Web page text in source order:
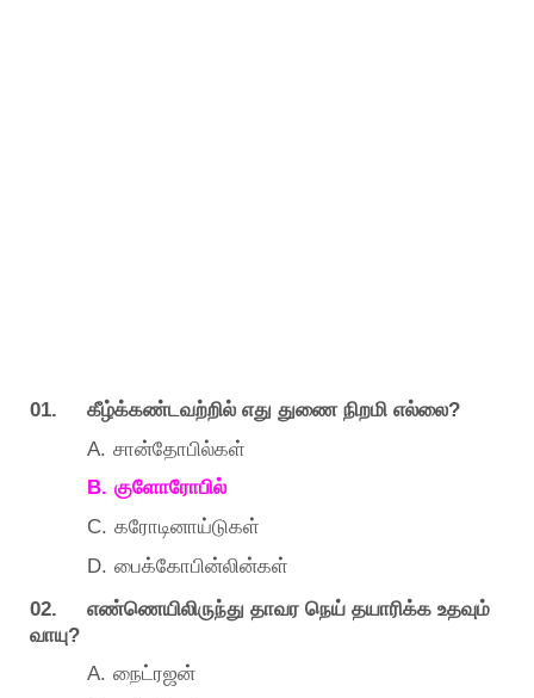
01. கீழ்க்கண்டவற்றில் எது துணை நிறமி எல்லை?
A. சான்தோபில்கள்
B. குளோரோபில்
C. கரோடினாய்டுகள்
D. பைக்கோபின்லின்கள்
02. எண்ணெயிலிருந்து தாவர நெய் தயாரிக்க உதவும்
வாயு?
A. நைட்ரஜன்